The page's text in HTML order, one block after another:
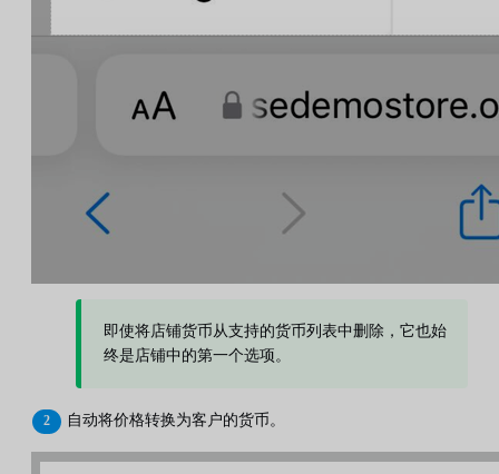
即使将店铺货币从支持的货币列表中删除，它也始
终是店铺中的第一个选项。
自动将价格转换为客户的货币。